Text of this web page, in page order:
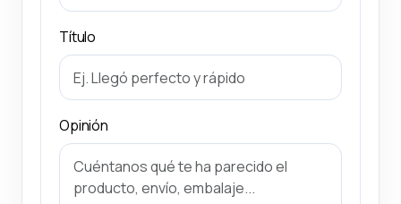
Título
Opinión